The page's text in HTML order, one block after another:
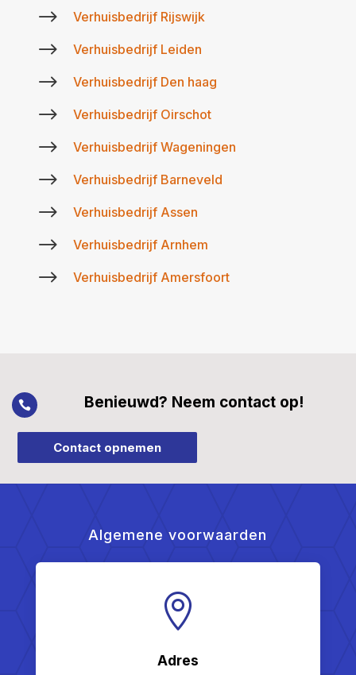
$ Verhuisbedrijf Rijswijk
$ Verhuisbedrijf Leiden
$ Verhuisbedrijf Den haag
$ Verhuisbedrijf Oirschot
$ Verhuisbedrijf Wageningen
$ Verhuisbedrijf Barneveld
$ Verhuisbedrijf Assen
$ Verhuisbedrijf Arnhem
$ Verhuisbedrijf Amersfoort
 Benieuwd? Neem contact op!
Contact opnemen
Algemene voorwaarden

Adres